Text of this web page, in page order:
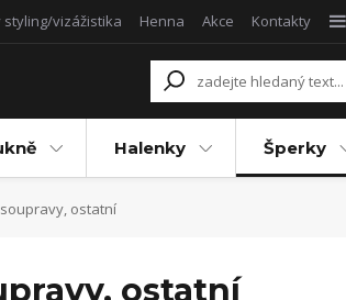
styling/vizážistika Henna Akce Kontakty
Halenky Šperky
ostatní
ostatní